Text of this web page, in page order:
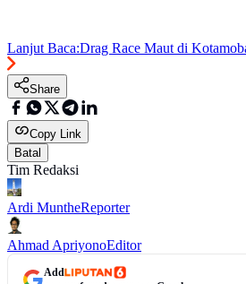
Lanjut Baca:Drag Race Maut di
Share
Copy Link
Batal
Tim Redaksi
Ardi MuntheReporter
Ahmad ApriyonoEditor
Add